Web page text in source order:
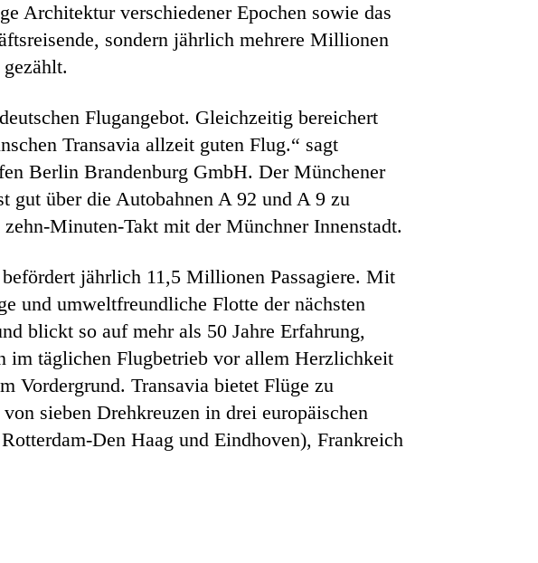
Architektur verschiedener Epochen sowie das
sondern jährlich mehrere Millionen
Flugangebot. Gleichzeitig bereichert
Transavia allzeit guten Flug.“ sagt
Berlin Brandenburg GmbH. Der Münchener
gut über die Autobahnen A 92 und A 9 zu
Minuten-Takt mit der Münchner Innenstadt.
jährlich 11,5 Millionen Passagiere. Mit
und umweltfreundliche Flotte der nächsten
blickt so auf mehr als 50 Jahre Erfahrung,
im täglichen Flugbetrieb vor allem Herzlichkeit
Vordergrund. Transavia bietet Flüge zu
sieben Drehkreuzen in drei europäischen
Den Haag und Eindhoven), Frankreich